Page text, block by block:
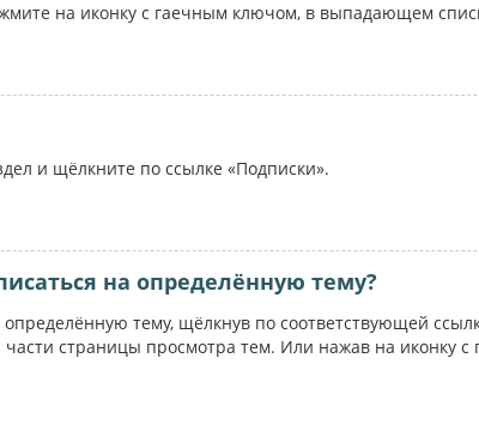
на иконку с гаечным ключом, в выпадающем
и щёлкните по ссылке «Подписки».
на определённую тему?
тему, щёлкнув по соответствующей
страницы просмотра тем. Или нажав на иконку